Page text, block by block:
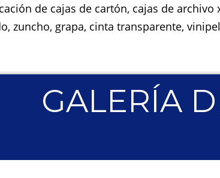
de cajas de cartón, cajas de
zuncho, grapa, cinta transparente,
GALERÍA